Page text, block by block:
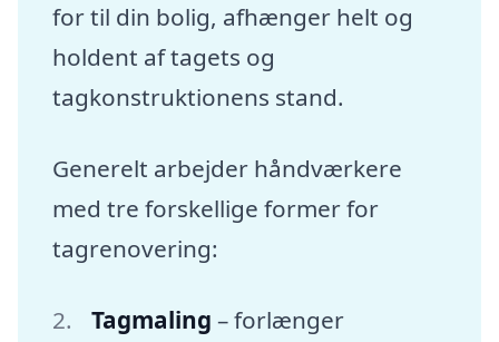
for til din bolig, afhænger helt og
holdent af tagets og
tagkonstruktionens stand.
Generelt arbejder håndværkere
med tre forskellige former for
tagrenovering:
Tagmaling – forlænger